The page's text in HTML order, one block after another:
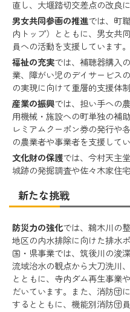
直し、大堰踏切交差点の改良
男女共同参画の推進では、町
内トップ）とともに、男女共
員への活動を支援しています。
福祉の充実では、補聴器購入
業、障がい児のデイサービス
の実現に向けて重層的支援体
産業の振興では、担い手への
用機械・施設への町単独の補
レミアムクーポン券の発行や
の農業者や事業者を支援してい
文化財の保護では、今村天主
城跡の発掘調査や佐々木家住
新たな挑戦
防災力の強化では、鵜木川の
地区の内水排除に向けた排水
国・県事業では、筑後川の浚
流域治水の観点から大刀洗川
とともに、寺内ダム再生事業
だいています。また、消防団
するとともに、機能別消防団